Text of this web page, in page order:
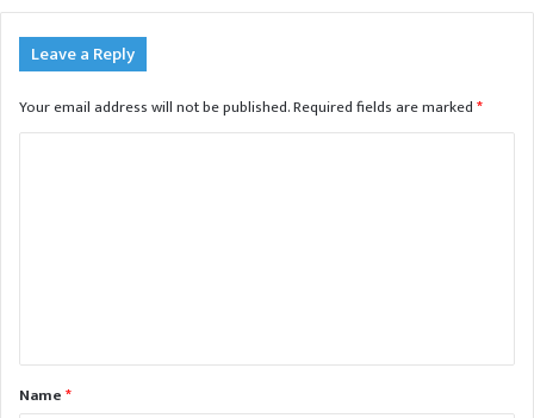
Leave a Reply
Your email address will not be published.Required fields are marked*
t
*Name*